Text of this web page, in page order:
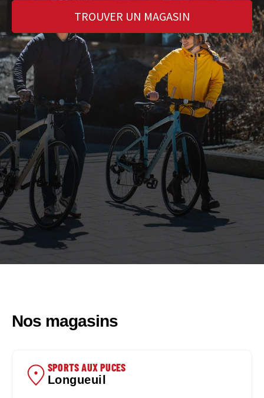
TROUVER UN MAGASIN
Nos magasins
SPORTS AUX PUCES
Longueuil